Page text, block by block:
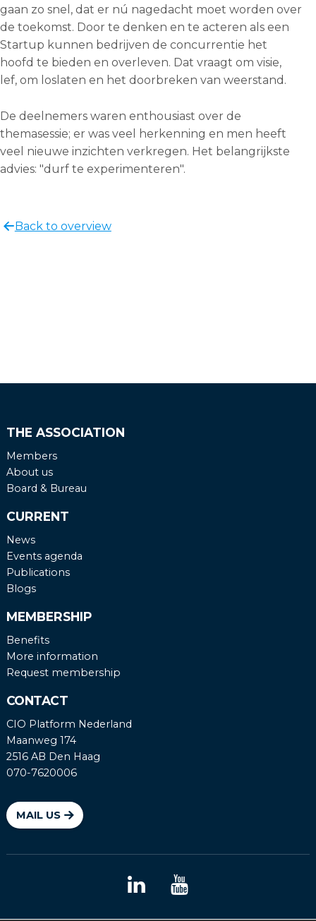
gaan zo snel, dat er nú nagedacht moet worden over
de toekomst. Door te denken en te acteren als een
Startup kunnen bedrijven de concurrentie het
hoofd te bieden en overleven. Dat vraagt om visie,
lef, om loslaten en het doorbreken van weerstand.
De deelnemers waren enthousiast over de
themasessie; er was veel herkenning en men heeft
veel nieuwe inzichten verkregen. Het belangrijkste
advies: "durf te experimenteren".
thisBack to overview
THE ASSOCIATION
Members
About us
Board & Bureau
CURRENT
News
Events agenda
Publications
Blogs
MEMBERSHIP
Benefits
More information
Request membership
CONTACT
CIO Platform Nederland
Maanweg 174
2516 AB Den Haag
070-7620006
MAIL US